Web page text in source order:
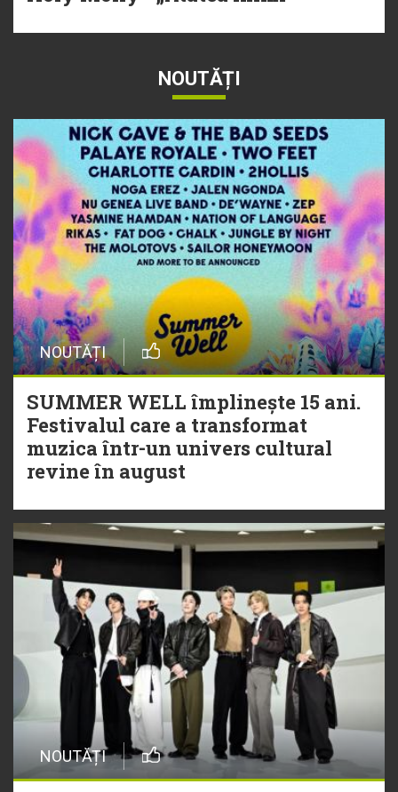
NOUTĂȚI
NOUTĂȚI
SUMMER WELL împlinește 15 ani.
Festivalul care a transformat
muzica într-un univers cultural
revine în august
NOUTĂȚI